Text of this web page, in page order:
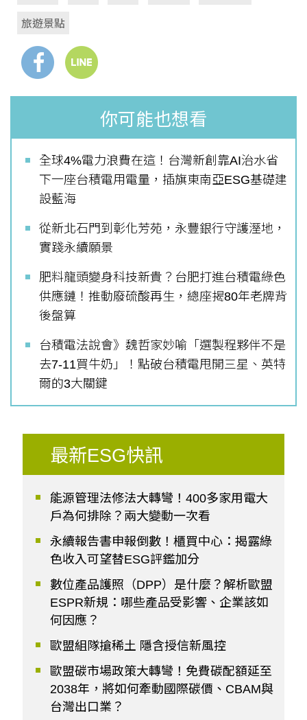
旅遊景點
你可能也想看
全球4%電力浪費在這！台灣新創靠AI治水省
下一座台積電用電量，插旗東南亞ESG基礎建
設藍海
從新北石門到彰化芳苑，永豐銀行守護溼地，
實踐永續願景
肥料龍頭變身科技新貴？台肥打進台積電綠色
供應鏈！推動廢硫酸再生，總座揭80年老牌背
後盤算
台積電法說會》魏哲家妙喻「選製程夥伴不是
去7-11買牛奶」！點破台積電甩開三星、英特
爾的3大關鍵
最新ESG快訊
能源管理法修法大轉彎！400多家用電大
戶為何排除？兩大變動一次看
永續報告書申報倒數！櫃買中心：揭露綠
色收入可望替ESG評鑑加分
數位產品護照（DPP）是什麼？解析歐盟
ESPR新規：哪些產品受影響、企業該如
何因應？
歐盟組隊搶稀土 隱含授信新風控
歐盟碳市場政策大轉彎！免費碳配額延至
2038年，將如何牽動國際碳價、CBAM與
台灣出口業？